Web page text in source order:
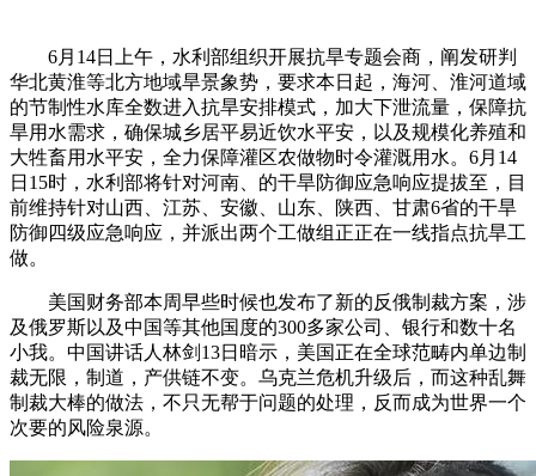
6月14日上午，水利部组织开展抗旱专题会商，阐发研判
华北黄淮等北方地域旱景象势，要求本日起，海河、淮河道域
的节制性水库全数进入抗旱安排模式，加大下泄流量，保障抗
旱用水需求，确保城乡居平易近饮水平安，以及规模化养殖和
大牲畜用水平安，全力保障灌区农做物时令灌溉用水。6月14
日15时，水利部将针对河南、的干旱防御应急响应提拔至，目
前维持针对山西、江苏、安徽、山东、陕西、甘肃6省的干旱
防御四级应急响应，并派出两个工做组正正在一线指点抗旱工
做。
美国财务部本周早些时候也发布了新的反俄制裁方案，涉
及俄罗斯以及中国等其他国度的300多家公司、银行和数十名
小我。中国讲话人林剑13日暗示，美国正在全球范畴内单边制
裁无限，制道，产供链不变。乌克兰危机升级后，而这种乱舞
制裁大棒的做法，不只无帮于问题的处理，反而成为世界一个
次要的风险泉源。